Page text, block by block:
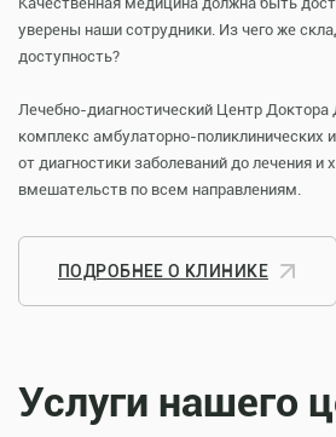
уверены наши сотрудники. Из чего же
доступность?
Лечебно-диагностический Центр
комплекс амбулаторно-поликлинических
от диагностики заболеваний до лечения и
вмешательств по всем направлениям.
ПОДРОБНЕЕ О КЛИНИКЕ
Услуги нашего